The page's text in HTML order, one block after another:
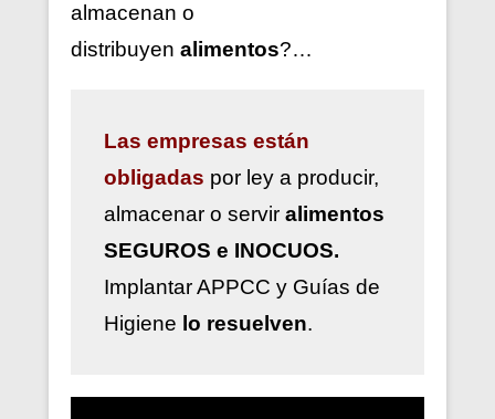
almacenan o
distribuyen alimentos?…
Las empresas están
obligadas por ley a producir,
almacenar o servir alimentos
SEGUROS e INOCUOS.
ImplantarAPPCC y Guías de
Higiene lo resuelven.